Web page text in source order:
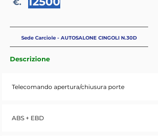
€.
Sede Carciole - AUTOSALONE CINGOLI N.30D
Descrizione
Telecomando apertura/chiusura porte
ABS + EBD